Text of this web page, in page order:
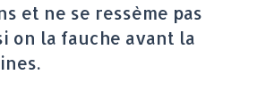
et ne se ressème pas
on la fauche avant la